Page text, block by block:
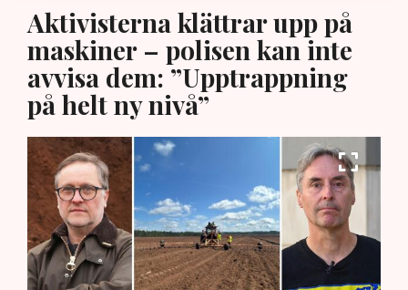
Aktivisterna klättrar upp på
maskiner – polisen kan inte
avvisa dem: ”Upptrappning
på helt ny nivå”